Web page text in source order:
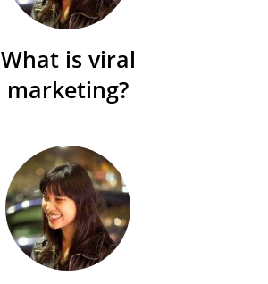
What is viral
marketing?